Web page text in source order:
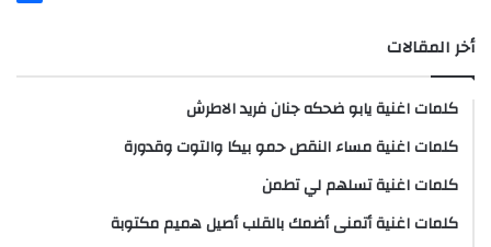
أخر المقالات
كلمات اغنية يابو ضحكه جنان فريد الاطرش
كلمات اغنية مساء النقص حمو بيكا والتوت وقدورة
كلمات اغنية تسلهم لي تطمن
كلمات اغنية أتمنى أضمك بالقلب أصيل هميم مكتوبة